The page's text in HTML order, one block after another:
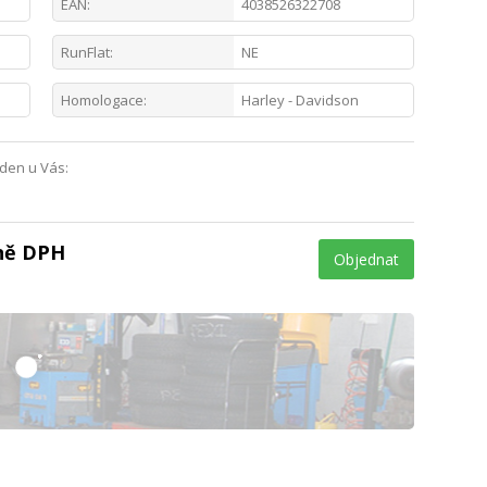
EAN: 4038526322708
RunFlat: NE
Homologace: Harley - Davidson
u Vás:
Objednat
DPH